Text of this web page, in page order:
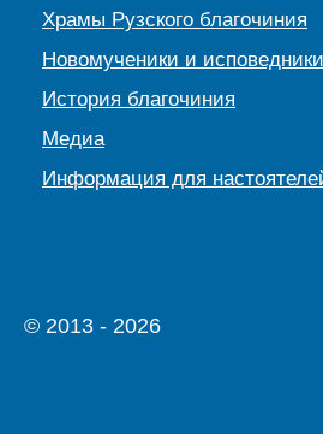
Храмы Рузского благочиния
Новомученики и исповедники
История благочиния
Медиа
Информация для
© 2013 - 2026